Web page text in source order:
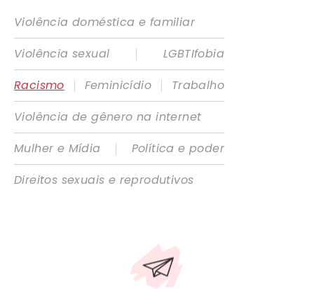
Violência doméstica e familiar
Violência sexual
|
LGBTIfobia
Racismo
| Feminicídio |
Trabalho
Violência de gênero na internet
Mulher e Mídia
|
Política e poder
Direitos sexuais e reprodutivos